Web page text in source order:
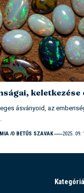
keletkezése
ásványoid, az
O BETŰS SZAVAK 2025. 09.